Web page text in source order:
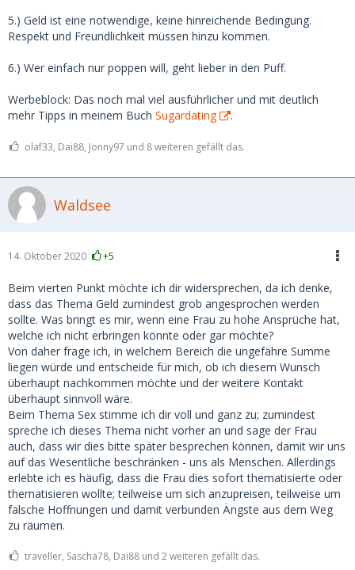
5.) Geld ist eine notwendige, keine hinreichende Bedingung.
Respekt und Freundlichkeit müssen hinzu kommen.
6.) Wer einfach nur poppen will, geht lieber in den Puff.
Werbeblock: Das noch mal viel ausführlicher und mit deutlich
mehr Tipps in meinem Buch Sugardating .
olaf33, Dai88, Jonny97 und 8 weiteren gefällt das.
Waldsee
14. Oktober 2020 +5
Beim vierten Punkt möchte ich dir widersprechen, da ich denke,
dass das Thema Geld zumindest grob angesprochen werden
sollte. Was bringt es mir, wenn eine Frau zu hohe Ansprüche hat,
welche ich nicht erbringen könnte oder gar möchte?
Von daher frage ich, in welchem Bereich die ungefähre Summe
liegen würde und entscheide für mich, ob ich diesem Wunsch
überhaupt nachkommen möchte und der weitere Kontakt
überhaupt sinnvoll wäre.
Beim Thema Sex stimme ich dir voll und ganz zu; zumindest
spreche ich dieses Thema nicht vorher an und sage der Frau
auch, dass wir dies bitte später besprechen können, damit wir uns
auf das Wesentliche beschränken - uns als Menschen. Allerdings
erlebte ich es häufig, dass die Frau dies sofort thematisierte oder
thematisieren wollte; teilweise um sich anzupreisen, teilweise um
falsche Hoffnungen und damit verbunden Ängste aus dem Weg
zu räumen.
traveller, Sascha78, Dai88 und 2 weiteren gefällt das.